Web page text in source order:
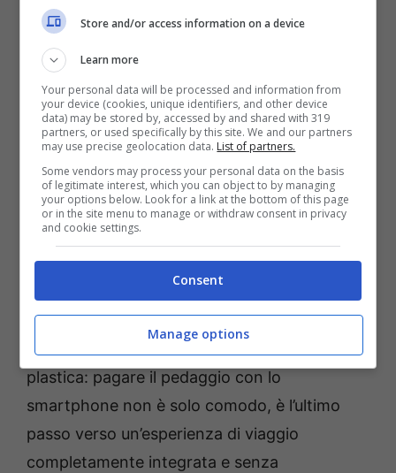
direzione è chiara. Dopo aver trasformato il
metodo di pagamento, il pedaggio
autostradale èl’ultimo tassellodi questa
evoluzione digitale. Quando la tecnologia sarà
pronta e le infrastrutture aggiornate,
attraversare un casello senza oggetti
aggiuntivi potrebbe diventare la normalità,
rendendo i viaggi più rapidi, sostenibili e privi
di stress.
In sostanza, ilfuturo della mobilitàpassa
sempre più dal software e meno dalla
plastica: pagare il pedaggio con lo
smartphone non è solo comodo, è l’ultimo
passo verso un’esperienza di viaggio
completamente integrata e senza
Store and/or access information on a device
Learn more
Your personal data will be processed and information from
your device (cookies, unique identifiers, and other device
data) may be stored by, accessed by and shared with 319
partners, or used specifically by this site. We and our partners
may use precise geolocation data. List of partners.
Some vendors may process your personal data on the basis
of legitimate interest, which you can object to by managing
your options below. Look for a link at the bottom of this page
or in the site menu to manage or withdraw consent in privacy
and cookie settings.
Consent
Manage options